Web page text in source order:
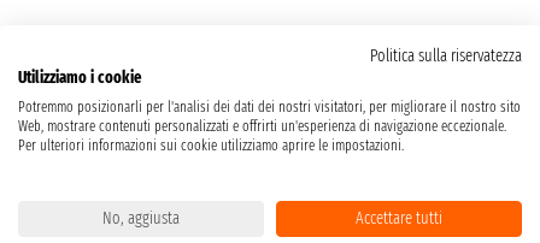
Politica sulla riservatezza
Utilizziamo i cookie
Potremmo posizionarli per l'analisi dei dati dei nostri visitatori, per migliorare il nostro sito
Web, mostrare contenuti personalizzati e offrirti un'esperienza di navigazione eccezionale.
Per ulteriori informazioni sui cookie utilizziamo aprire le impostazioni.
No, aggiusta Accettare tutti